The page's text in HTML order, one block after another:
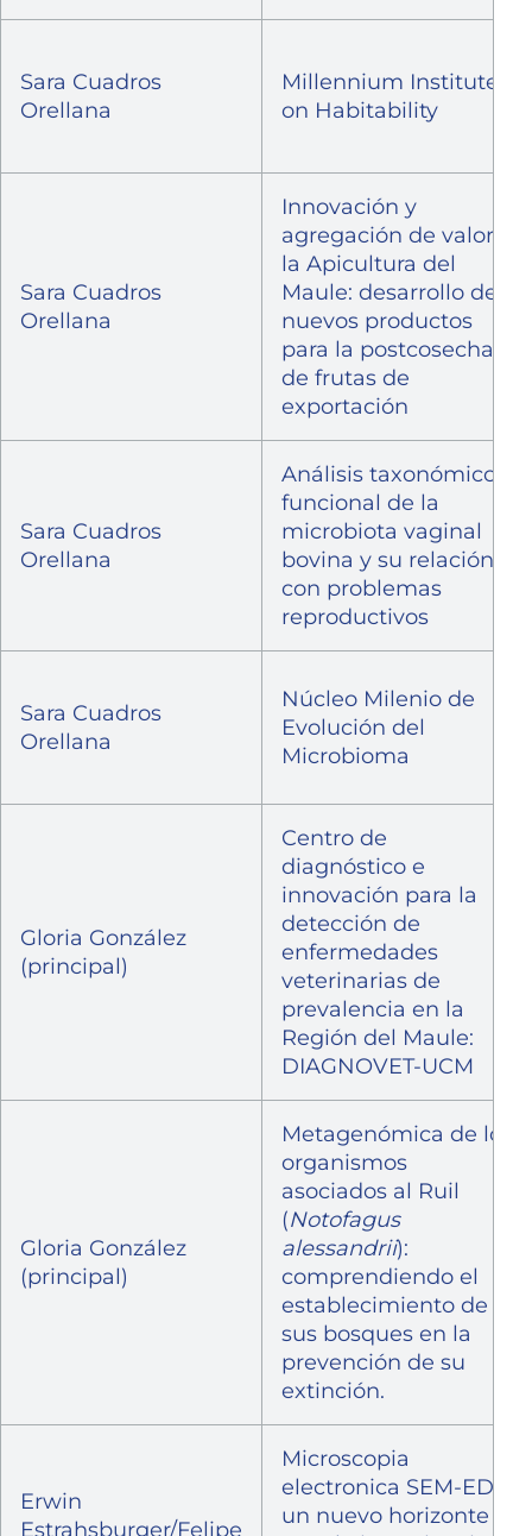
Sara Cuadros
Orellana
Millennium Institute
on Habitability
Sara Cuadros
Orellana
Innovación y
agregación de valor a
la Apicultura del
Maule: desarrollo de
nuevos productos
para la postcosecha
de frutas de
exportación
Sara Cuadros
Orellana
Análisis taxonómico y
funcional de la
microbiota vaginal
bovina y su relación
con problemas
reproductivos
Sara Cuadros
Orellana
Núcleo Milenio de
Evolución del
Microbioma
Gloria González
(principal)
Centro de
diagnóstico e
innovación para la
detección de
enfermedades
veterinarias de
prevalencia en la
Región del Maule:
DIAGNOVET-UCM
Gloria González
(principal)
Metagenómica de los
organismos
asociados al Ruil
(Notofagus
alessandrii):
comprendiendo el
establecimiento de
sus bosques en la
prevención de su
extinción.
Erwin
Estrahsburger/Felipe
Microscopia
electronica SEM-EDX
un nuevo horizonte